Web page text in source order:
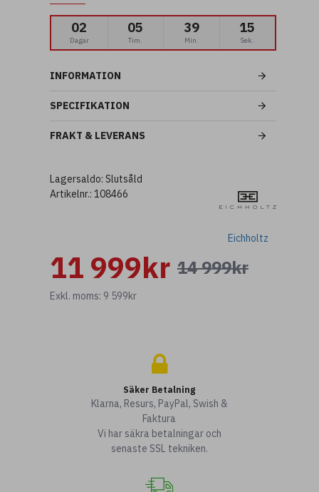
INFORMATION
SPECIFIKATION
FRAKT & LEVERANS
02
Dagar
05
Tim.
39
Min.
14
Sek.
14 999kr
11 999kr
Exkl. moms: 9 599kr
Lagersaldo: Slutsåld
Artikelnr.: 108466
Eichholtz
Säker Betalning
Klarna, Resurs, PayPal, Swish &
Faktura
Vi har säkra betalningar och
senaste SSL tekniken.